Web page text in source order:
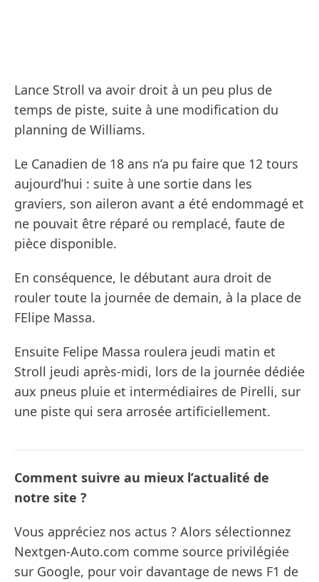
Lance Stroll va avoir droit à un peu plus de
temps de piste, suite à une modification du
planning de Williams.
Le Canadien de 18 ans n’a pu faire que 12 tours
aujourd’hui : suite à une sortie dans les
graviers, son aileron avant a été endommagé et
ne pouvait être réparé ou remplacé, faute de
pièce disponible.
En conséquence, le débutant aura droit de
rouler toute la journée de demain, à la place de
FElipe Massa.
Ensuite Felipe Massa roulera jeudi matin et
Stroll jeudi après-midi, lors de la journée dédiée
aux pneus pluie et intermédiaires de Pirelli, sur
une piste qui sera arrosée artificiellement.
Comment suivre au mieux l’actualité de
notre site ?
Vous appréciez nos actus ? Alors sélectionnez
Nextgen-Auto.com comme source privilégiée
sur Google, pour voir davantage de news F1 de